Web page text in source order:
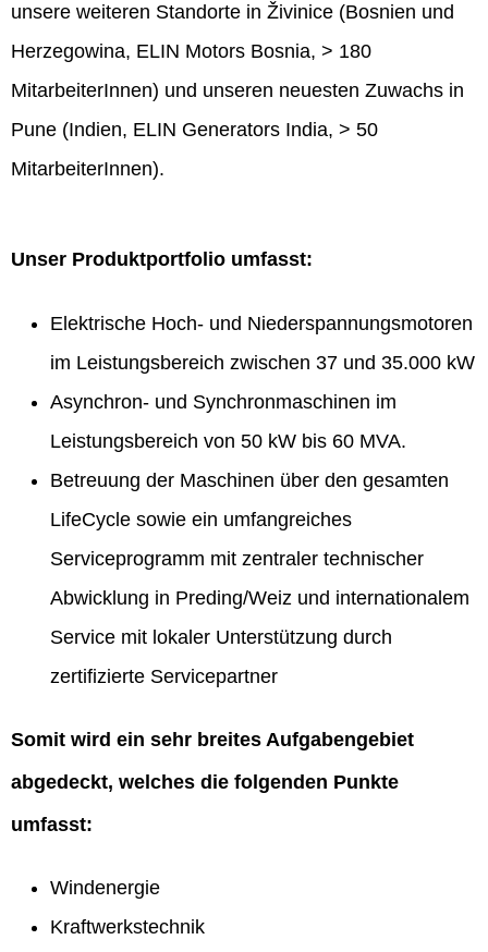
unsere weiteren Standorte in Živinice (Bosnien und
Herzegowina, ELIN Motors Bosnia, > 180
MitarbeiterInnen) und unseren neuesten Zuwachs in
Pune (Indien, ELIN Generators India, > 50
MitarbeiterInnen).
Unser Produktportfolio umfasst:
Elektrische Hoch- und Niederspannungsmotoren
im Leistungsbereich zwischen 37 und 35.000 kW
Asynchron- und Synchronmaschinen im
Leistungsbereich von 50 kW bis 60 MVA.
Betreuung der Maschinen über den gesamten
LifeCycle sowie ein umfangreiches
Serviceprogramm mit zentraler technischer
Abwicklung in Preding/Weiz und internationalem
Service mit lokaler Unterstützung durch
zertifizierte Servicepartner
Somit wird ein sehr breites Aufgabengebiet
abgedeckt, welches die folgenden Punkte
umfasst:
Windenergie
Kraftwerkstechnik